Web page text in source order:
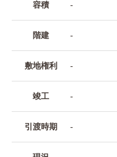
容積 -
階建 -
敷地権利 -
竣工 -
引渡時期 -